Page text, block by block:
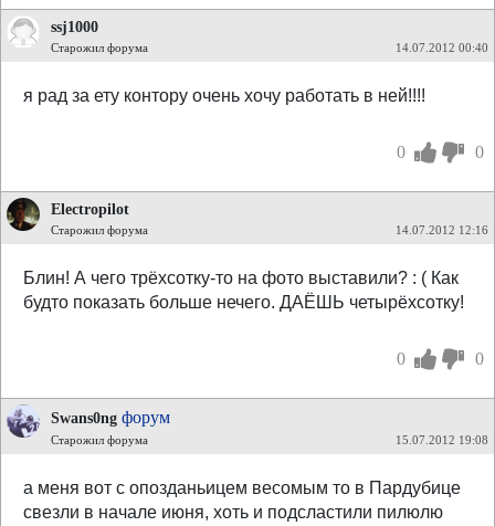
ssj1000
Старожил форума 14.07.2012 00:40
я рад за ету контору очень хочу работать в ней!!!!
0 0
Electropilot
Старожил форума 14.07.2012 12:16
Блин! А чего трёхсотку-то на фото выставили? : ( Как
будто показать больше нечего. ДАЁШЬ четырёхсотку!
0 0
Swans0ng форум
Старожил форума 15.07.2012 19:08
а меня вот с опозданьицем весомым то в Пардубице
свезли в начале июня, хоть и подсластили пилюлю